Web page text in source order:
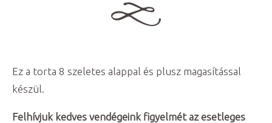
Ez a torta 8 szeletes alappal és plusz magasítással
készül.
Felhívjuk kedves vendégeink figyelmét az esetleges